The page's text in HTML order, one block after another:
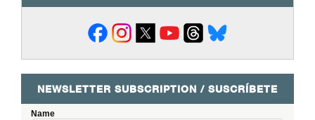
NEWSLETTER SUBSCRIPTION / SUSCRÍBETE
Name